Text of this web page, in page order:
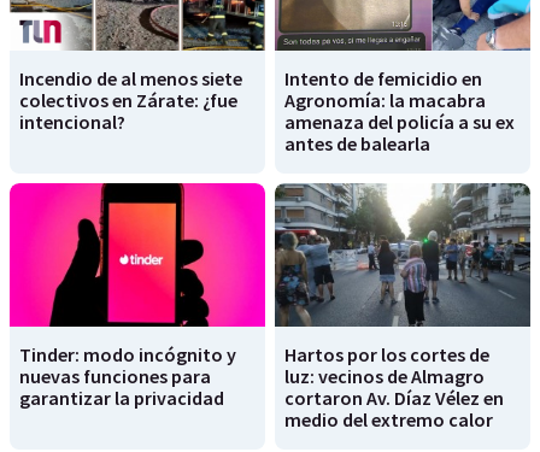
Incendio de al menos siete
colectivos en Zárate: ¿fue
intencional?
Intento de femicidio en
Agronomía: la macabra
amenaza del policía a su ex
antes de balearla
Tinder: modo incógnito y
nuevas funciones para
garantizar la privacidad
Hartos por los cortes de
luz: vecinos de Almagro
cortaron Av. Díaz Vélez en
medio del extremo calor